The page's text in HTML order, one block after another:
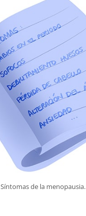
Síntomas de la menopausia.